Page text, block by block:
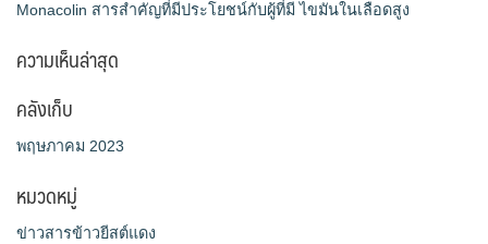
Monacolin สารสำคัญที่มีประโยชน์กับผู้ที่มี ไขมันในเลือดสูง
ความเห็นล่าสุด
คลังเก็บ
พฤษภาคม 2023
หมวดหมู่
ข่าวสารข้าวยีสต์แดง